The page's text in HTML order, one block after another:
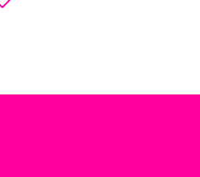
Lägg till i favoriter